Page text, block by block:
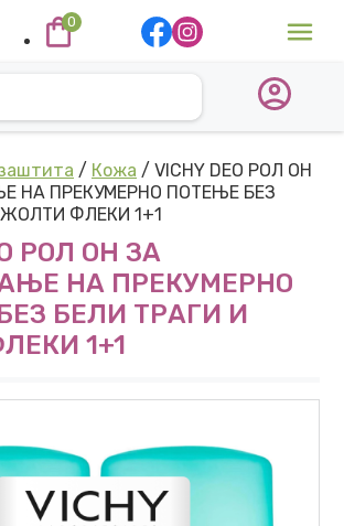
0
/ Кожа / VICHY DEO РОЛ ОН
НА ПРЕКУМЕРНО ПОТЕЊЕ БЕЗ
ФЛЕКИ 1+1
РОЛ ОН ЗА
НА ПРЕКУМЕРНО
БЕЛИ ТРАГИ И
1+1